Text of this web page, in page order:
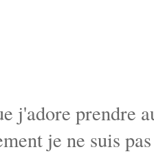
j'adore prendre
je ne suis